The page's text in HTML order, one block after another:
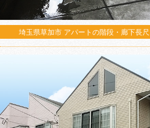
埼玉県草加市 アパートの階段・廊下長